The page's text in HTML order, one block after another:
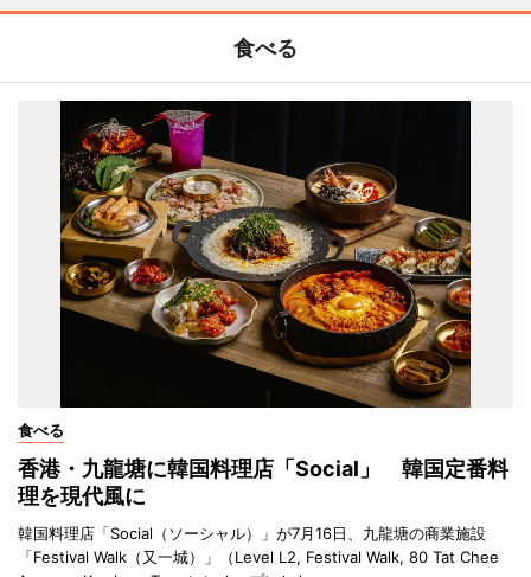
食べる
食べる
香港・九龍塘に韓国料理店「Social」 韓国定番料
理を現代風に
韓国料理店「Social（ソーシャル）」が7月16日、九龍塘の商業施設
「Festival Walk（又一城）」（Level L2, Festival Walk, 80 Tat Chee